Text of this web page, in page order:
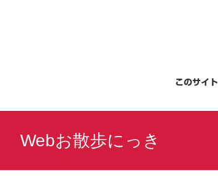
このサイト
Webお散歩にっき